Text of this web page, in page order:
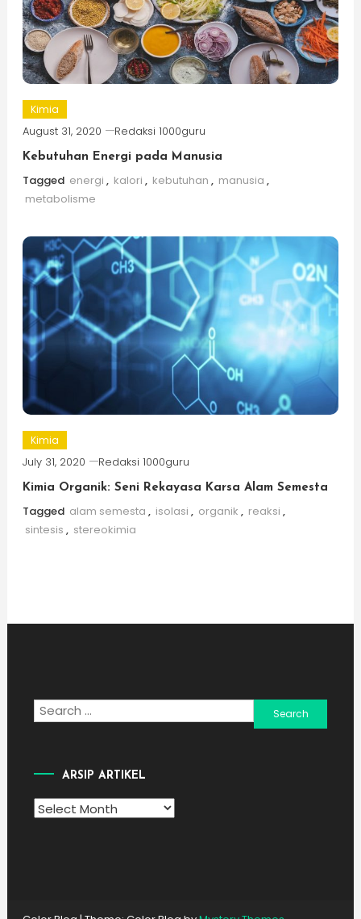
Kimia
August 31, 2020 Redaksi 1000guru
Kebutuhan Energi pada Manusia
Tagged energi , kalori , kebutuhan , manusia ,
metabolisme
Kimia
July 31, 2020 Redaksi 1000guru
Kimia Organik: Seni Rekayasa Karsa Alam Semesta
Tagged alam semesta , isolasi , organik , reaksi ,
sintesis , stereokimia
Search
for:
ARSIP ARTIKEL
Arsip